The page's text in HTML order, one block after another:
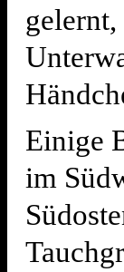
Einige
im